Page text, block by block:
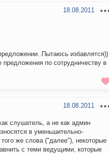
18.08.2011
избавлятся))
по сотрудничеству в
18.08.2011
слушатель, а не как админ
в уменьшительно-
же слова ("далее"), некоторые
с теми ведущими, которые